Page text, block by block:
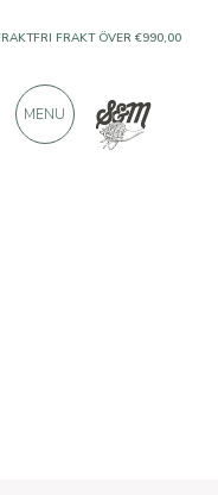
FRAKT ÖVER €990,00
PRODUKTER FRÅN UTMÄRKTA
MENU